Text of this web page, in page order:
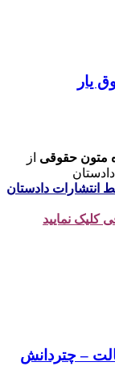
از
انتشارات دادستان
نمایید